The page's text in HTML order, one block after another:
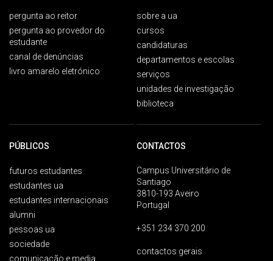
pergunta ao reitor
pergunta ao provedor do
estudante
canal de denúncias
livro amarelo eletrónico
sobre a ua
cursos
candidaturas
departamentos e escolas
serviços
unidades de investigação
biblioteca
PÚBLICOS
futuros estudantes
estudantes ua
estudantes internacionais
alumni
pessoas ua
sociedade
comunicação e media
CONTACTOS
Campus Universitário de
Santiago
3810-193 Aveiro
Portugal
+351 234 370 200
contactos gerais